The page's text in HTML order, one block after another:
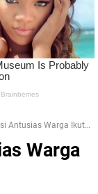
Antusias Warga Ikuti
Warga